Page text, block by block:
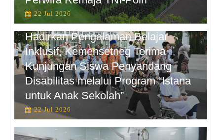
22 Jul 2026
Hadirkan Pengalaman Belajar
Inklusif, Kemensetneg Terima
Kunjungan Siswa Penyandang
Disabilitas melalui Program “Istana
untuk Anak Sekolah”
22 Jul 2026